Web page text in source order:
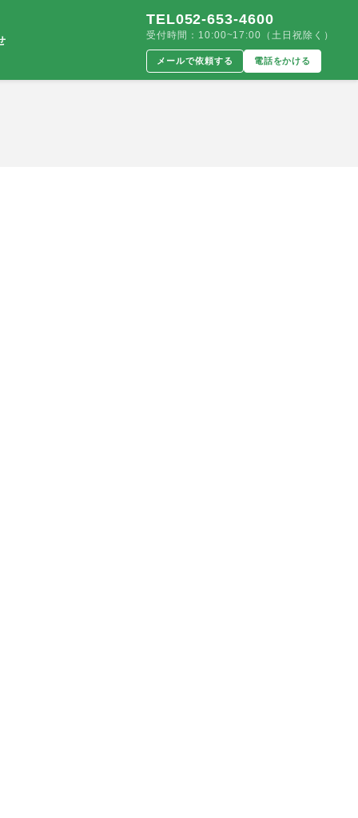
TEL052-653-4600
受付時間：10:00~17:00（土日祝除く）
メールで依頼する 電話をかける